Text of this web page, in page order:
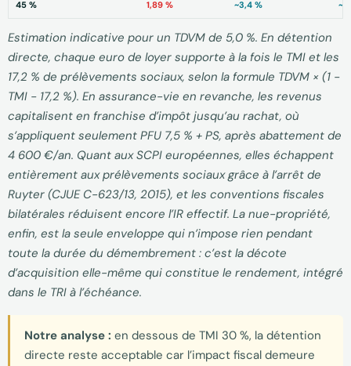
45 % 1,89 % ~3,4 %
Estimation indicative pour un TDVM de 5,0 %. En détention
directe, chaque euro de loyer supporte à la fois le TMI et les
17,2 % de prélèvements sociaux, selon la formule TDVM × (1 −
TMI − 17,2 %). En assurance-vie en revanche, les revenus
capitalisent en franchise d’impôt jusqu’au rachat, où
s’appliquent seulement PFU 7,5 % + PS, après abattement de
4 600 €/an. Quant aux SCPI européennes, elles échappent
entièrement aux prélèvements sociaux grâce à l’arrêt de
Ruyter (CJUE C-623/13, 2015), et les conventions fiscales
bilatérales réduisent encore l’IR effectif. La nue-propriété,
enfin, est la seule enveloppe qui n’impose rien pendant
toute la durée du démembrement : c’est la décote
d’acquisition elle-même qui constitue le rendement, intégré
dans le TRI à l’échéance.
Notre analyse : en dessous de TMI 30 %, la détention
directe reste acceptable car l’impact fiscal demeure